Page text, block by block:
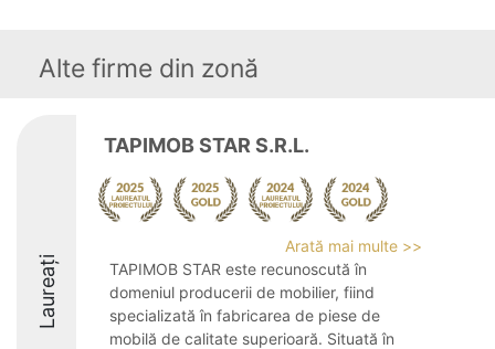
Alte firme din zonă
Laureați
TAPIMOB STAR S.R.L.
Arată mai multe >>
TAPIMOB STAR este recunoscută în
domeniul producerii de mobilier, fiind
specializată în fabricarea de piese de
mobilă de calitate superioară. Situată în